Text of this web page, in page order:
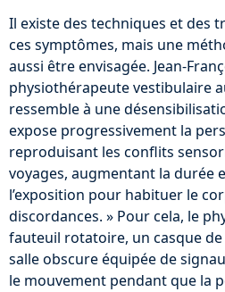
Il existe des techniques et des
ces symptômes, mais une
aussi être envisagée. Jean-
physiothérapeute vestibulaire
ressemble à une
expose progressivement la
reproduisant les conflits
voyages, augmentant la durée
l’exposition pour habituer le
discordances. » Pour cela, le
fauteuil rotatoire, un casque
salle obscure équipée de
le mouvement pendant que la